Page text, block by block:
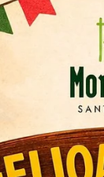
Noite do Rock
O projeto
Santos
imperdível… e
eletrizante!
Garanta seu